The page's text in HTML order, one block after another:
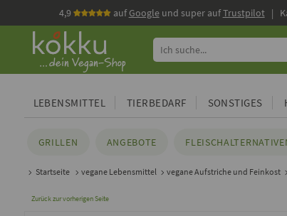
4,9 aufGoogleund super aufTrustpilot|
LEBENSMITTEL TIERBEDARF SONSTIGES
GRILLEN ANGEBOTE
Startseite vegane Lebensmittel vegane Aufstriche und Feinkost
Zurück zur vorherigen Seite